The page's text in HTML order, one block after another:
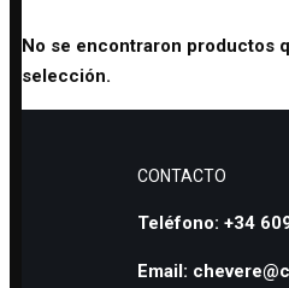
No se encontraron productos
selección.
CONTACTO
Teléfono: +34
Email: